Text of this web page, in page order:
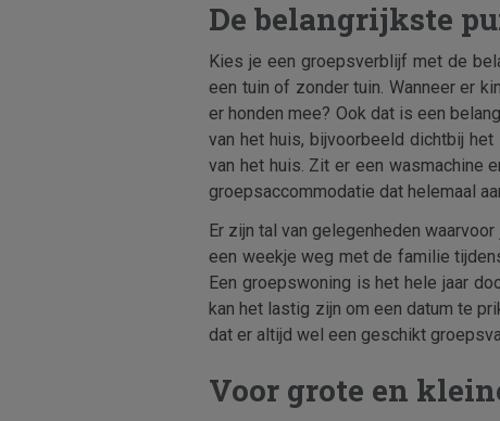
De belangrijkste
Kies je een groepsverblijf met de
een tuin of zonder tuin. Wanneer er
er honden mee? Ook dat is een
van het huis, bijvoorbeeld dichtbij
van het huis. Zit er een wasmachine
groepsaccommodatie dat helemaal
Er zijn tal van gelegenheden
een weekje weg met de familie
Een groepswoning is het hele jaar
kan het lastig zijn om een datum te
dat er altijd wel een geschikt
Voor grote en